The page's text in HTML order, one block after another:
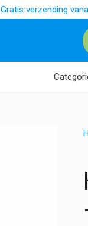
Gratis verzending